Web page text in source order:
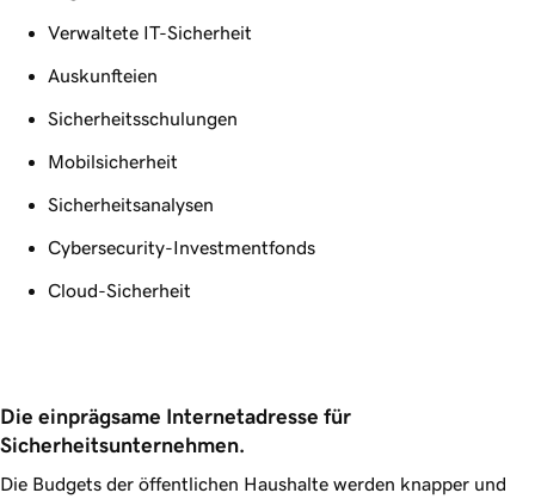
Verwaltete IT-Sicherheit
Auskunfteien
Sicherheitsschulungen
Mobilsicherheit
Sicherheitsanalysen
Cybersecurity-Investmentfonds
Cloud-Sicherheit
Die einprägsame Internetadresse für
Sicherheitsunternehmen.
Die Budgets der öffentlichen Haushalte werden knapper und